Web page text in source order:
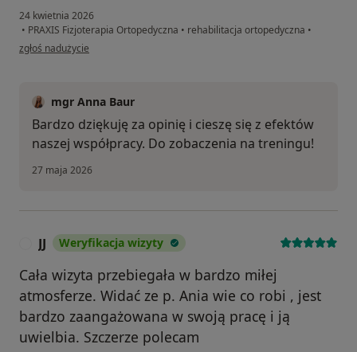
24 kwietnia 2026
• PRAXIS Fizjoterapia Ortopedyczna • rehabilitacja ortopedyczna •
w opinii użytkownika S. A.
zgłoś nadużycie
mgr Anna Baur
Bardzo dziękuję za opinię i cieszę się z efektów
naszej współpracy. Do zobaczenia na treningu!
27 maja 2026
JJ Weryfikacja wizyty
Cała wizyta przebiegała w bardzo miłej
atmosferze. Widać ze p. Ania wie co robi , jest
bardzo zaangażowana w swoją pracę i ją
uwielbia. Szczerze polecam